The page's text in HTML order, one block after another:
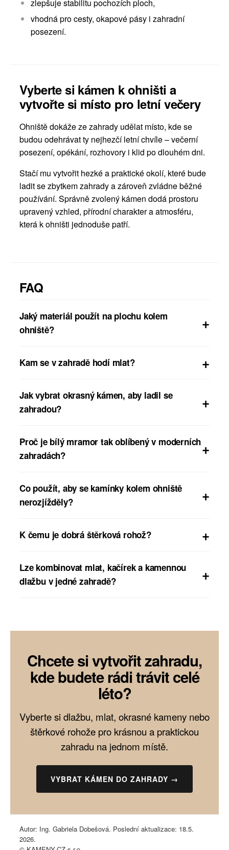
zlepšuje stabilitu pochozích ploch,
vhodná pro cesty, okapové pásy i zahradní
posezení.
Vyberte si kámen k ohništi a
vytvořte si místo pro letní večery
Ohniště dokáže ze zahrady udělat místo, kde se
budou odehrávat ty nejhezčí letní chvíle – večerní
posezení, opékání, rozhovory i klid po dlouhém dni.
Stačí mu vytvořit hezké a praktické okolí, které bude
ladit se zbytkem zahrady a zároveň zvládne běžné
používání. Správně zvolený kámen dodá prostoru
upravený vzhled, přírodní charakter a atmosféru,
která k ohništi jednoduše patří.
FAQ
Jaký materiál použít na plochu kolem
ohniště?
Kam se v zahradě hodí mlat?
Jak vybrat okrasný kámen, aby ladil se
zahradou?
Proč je bílý mramor tak oblíbený v moderních
zahradách?
Co použít, aby se kamínky kolem ohniště
nerozjížděly?
K čemu je dobrá štěrková rohož?
Lze kombinovat mlat, kačírek a kamennou
dlažbu v jedné zahradě?
Chcete si vytvořit zahradu,
kde budete rádi trávit celé
léto?
Vyberte si dlažbu, mlat, okrasné kameny nebo
štěrkové rohože pro krásnou a praktickou
zahradu na jednom místě.
VYBRAT KÁMEN DO ZAHRADY →
Autor: Ing. Gabriela Dobešová. Poslední aktualizace: 18.5.
2026.